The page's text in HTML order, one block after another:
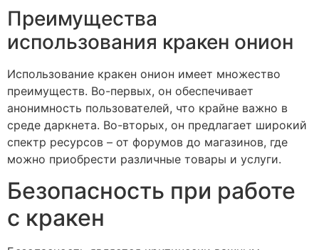
Преимущества
использования кракен онион
Использование кракен онион имеет множество
преимуществ. Во-первых, он обеспечивает
анонимность пользователей, что крайне важно в
среде даркнета. Во-вторых, он предлагает широкий
спектр ресурсов – от форумов до магазинов, где
можно приобрести различные товары и услуги.
Безопасность при работе
с кракен